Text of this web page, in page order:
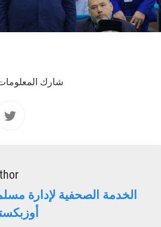
شارك
الخدمة الصحفية لإدارة